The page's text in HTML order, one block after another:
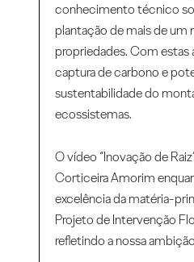
conhecimento técnico
plantação de mais de um
propriedades. Com estas
captura de carbono e
sustentabilidade do
ecossistemas.
O vídeo “Inovação de
Corticeira Amorim
excelência da matéria-
Projeto de Intervenção
refletindo a nossa